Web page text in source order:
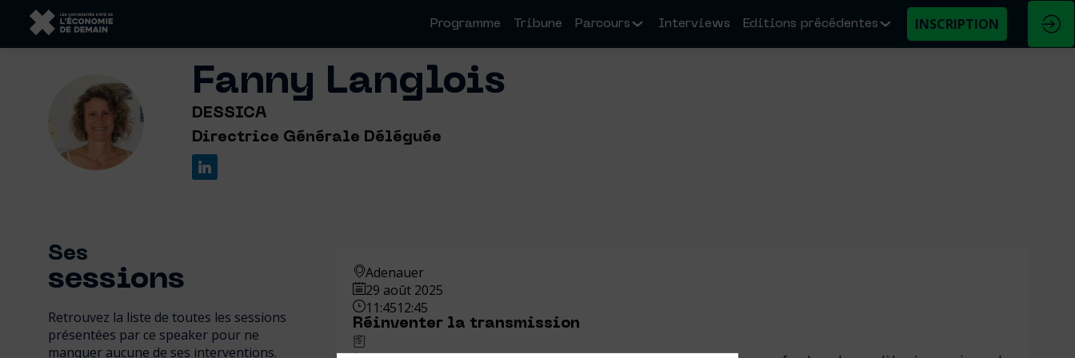
Programme Tribune Parcours Interviews Editions précédentes INSCRIPTION
FL
Fanny Langlois
DESSICA
Directrice Générale Déléguée
Ses
sessions
Retrouvez la liste de toutes les sessions
présentées par ce speaker pour ne
manquer aucune de ses interventions.
Adenauer
29 août 2025
11:4512:45
Réinventer la transmission